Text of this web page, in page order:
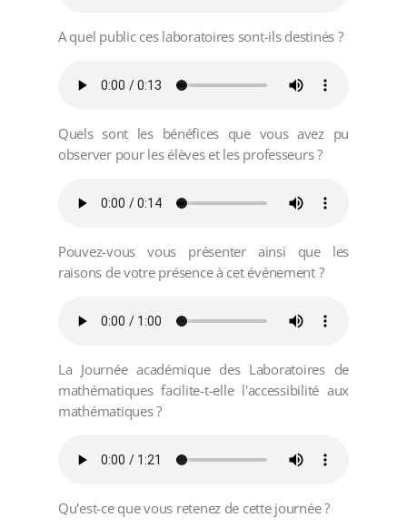
A quel public ces laboratoires sont-ils destinés ?
Quels sont les bénéfices que vous avez pu
observer pour les élèves et les professeurs ?
Pouvez-vous vous présenter ainsi que les
raisons de votre présence à cet événement ?
La Journée académique des Laboratoires de
mathématiques facilite-t-elle l'accessibilité aux
mathématiques ?
Qu'est-ce que vous retenez de cette journée ?